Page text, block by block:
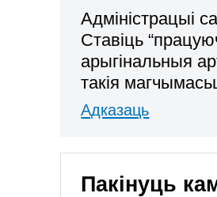
Адміністрацыі
Ставіць
арыгінальныя
такія
Адказаць
Пакінуць